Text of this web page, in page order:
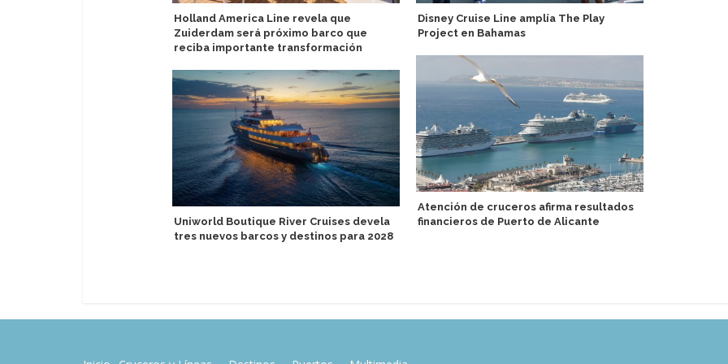
Holland America Line revela que
Zuiderdam será próximo barco que
reciba importante transformación
Uniworld Boutique River Cruises devela
tres nuevos barcos y destinos para 2028
Disney Cruise Line amplía The Play
Project en Bahamas
Atención de cruceros afirma resultados
financieros de Puerto de Alicante